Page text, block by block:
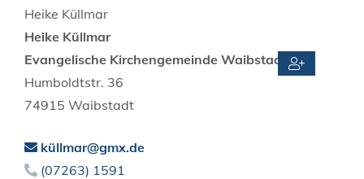
Heike Küllmar
Heike Küllmar
Evangelische Kirchengemeinde Waibstadt
Humboldtstr. 36
74915 Waibstadt
küllmar@gmx.de
(07263) 1591